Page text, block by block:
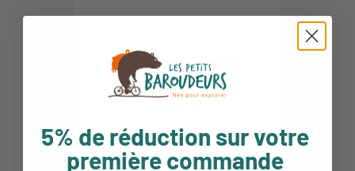
Stick anti moustique bébé -
Néobulle - Stick...
16,90 €
5% de réduction sur votre
première commande